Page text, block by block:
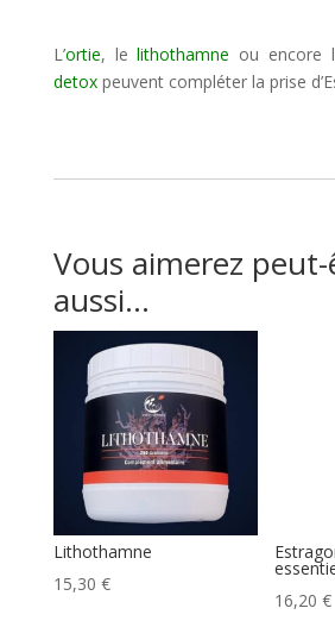
L’ortie, lelithothamne ou encore
detoxpeuvent compléter la prise
Vous aimerez
aussi…
Lithothamne
15,30 €
16,20€